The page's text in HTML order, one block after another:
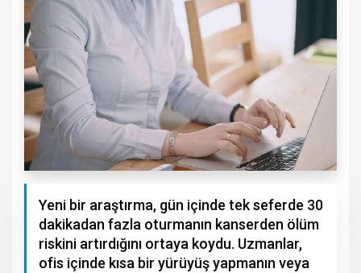
Yeni bir araştırma, gün içinde tek seferde 30
dakikadan fazla oturmanın kanserden ölüm
riskini artırdığını ortaya koydu. Uzmanlar,
ofis içinde kısa bir yürüyüş yapmanın veya